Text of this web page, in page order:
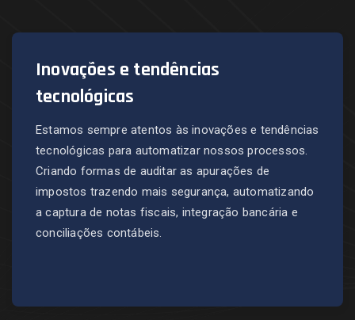
Inovações e tendências
tecnológicas
Estamos sempre atentos às inovações e tendências
tecnológicas para automatizar nossos processos.
Criando formas de auditar as apurações de
impostos trazendo mais segurança, automatizando
a captura de notas fiscais, integração bancária e
conciliações contábeis.